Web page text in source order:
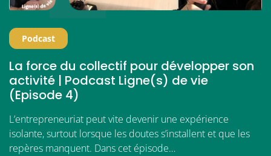
Podcast
La force du collectif pour développer son
activité | Podcast Ligne(s) de vie
(Episode 4)
L’entrepreneuriat peut vite devenir une expérience
isolante, surtout lorsque les doutes s’installent et que les
repères manquent. Dans cet épisode…